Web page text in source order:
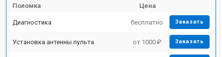
Поломка Цена
Диагностика бесплатно Заказать
Установка антенны пульта от 1000 ₽ Заказать